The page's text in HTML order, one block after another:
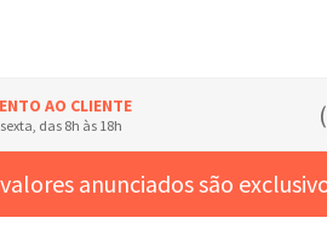
AO CLIENTE
das 8h às 18h
anunciados são